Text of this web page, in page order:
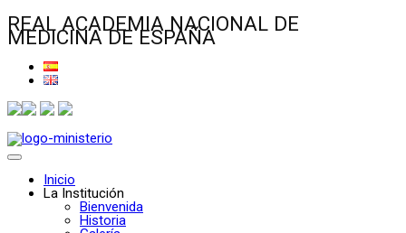
REAL ACADEMIA NACIONAL DE
MEDICINA DE ESPAÑA
Inicio
La Institución
Bienvenida
Historia